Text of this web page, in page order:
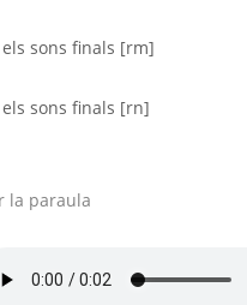
els sons finals [rm]
els sons finals [rn]
la paraula